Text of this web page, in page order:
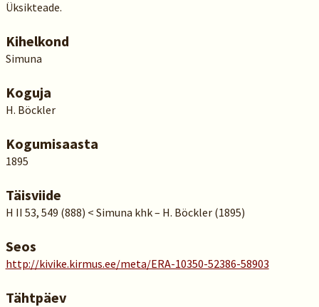
Üksikteade.
Kihelkond
Simuna
Koguja
H. Böckler
Kogumisaasta
1895
Täisviide
H II 53, 549 (888) < Simuna khk – H. Böckler (1895)
Seos
http://kivike.kirmus.ee/meta/ERA-10350-52386-58903
Tähtpäev